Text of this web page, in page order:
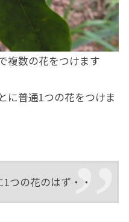
複数の花をつけます
に普通1つの花をつけま
つの花のはず・・